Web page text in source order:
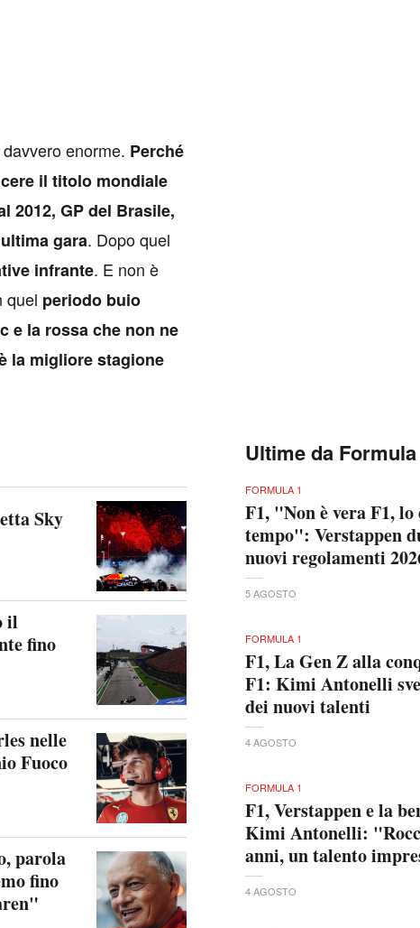
enorme. Perché
il titolo mondiale
2012, GP del Brasile,
gara. Dopo quel
infrante. E non è
quel periodo buio
e la rossa che non ne
la migliore stagione
Sky
il
fino
nelle
Fuoco
parola
fino
Ultime da Formula
FORMULA 1
F1, "Non è vera F1, lo
tempo": Verstappen
nuovi regolamenti
5 AGOSTO
FORMULA 1
F1, La Gen Z alla
F1: Kimi Antonelli
dei nuovi talenti
4 AGOSTO
FORMULA 1
F1, Verstappen e la
Kimi Antonelli:
anni, un talento
4 AGOSTO